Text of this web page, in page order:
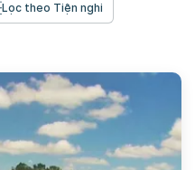
Lọc theo Tiện nghi